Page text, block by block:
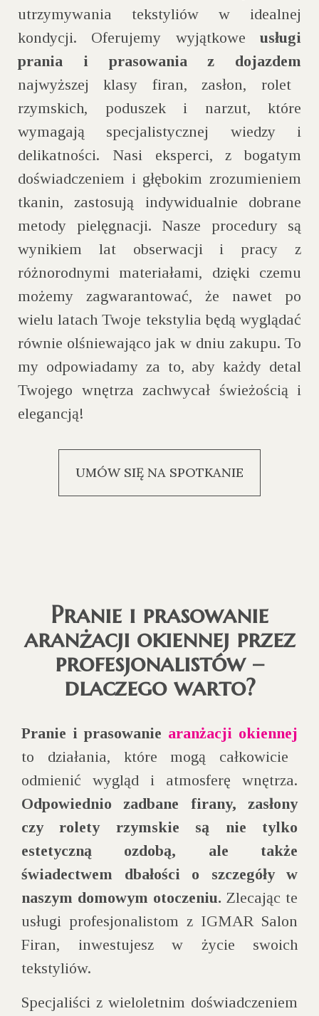
utrzymywania tekstyliów w idealnej
kondycji. Oferujemy wyjątkowe usługi
prania i prasowania z dojazdem
najwyższej klasy firan, zasłon, rolet
rzymskich, poduszek i narzut, które
wymagają specjalistycznej wiedzy i
delikatności. Nasi eksperci, z bogatym
doświadczeniem i głębokim zrozumieniem
tkanin, zastosują indywidualnie dobrane
metody pielęgnacji. Nasze procedury są
wynikiem lat obserwacji i pracy z
różnorodnymi materiałami, dzięki czemu
możemy zagwarantować, że nawet po
wielu latach Twoje tekstylia będą wyglądać
równie olśniewająco jak w dniu zakupu. To
my odpowiadamy za to, aby każdy detal
Twojego wnętrza zachwycał świeżością i
elegancją!
UMÓW SIĘ NA SPOTKANIE
Pranie i prasowanie
aranżacji okiennej przez
profesjonalistów –
dlaczego warto?
Pranie i prasowanie aranżacji okiennej
to działania, które mogą całkowicie
odmienić wygląd i atmosferę wnętrza.
Odpowiednio zadbane firany, zasłony
czy rolety rzymskie są nie tylko
estetyczną ozdobą, ale także
świadectwem dbałości o szczegóły w
naszym domowym otoczeniu. Zlecając te
usługi profesjonalistom z IGMAR Salon
Firan, inwestujesz w życie swoich
tekstyliów.
Specjaliści z wieloletnim doświadczeniem